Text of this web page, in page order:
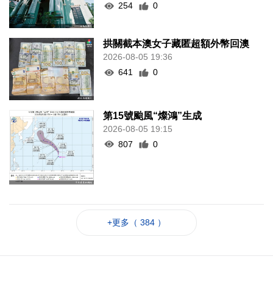
254
0
拱關截本澳女子藏匿超額外幣回澳
2026-08-05 19:36
641
0
第15號颱風“燦鴻”生成
2026-08-05 19:15
807
0
+更多（ 384 ）